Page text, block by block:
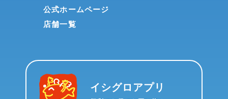
公式ホームページ
店舗一覧
イシグロアプリ